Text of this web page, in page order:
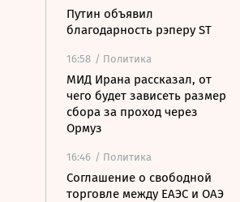
Путин объявил
благодарность рэперу ST
16:58 / Политика
МИД Ирана рассказал, от
чего будет зависеть размер
сбора за проход через
Ормуз
16:46 / Политика
Соглашение о свободной
торговле между ЕАЭС и ОАЭ